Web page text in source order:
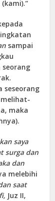
sampai
seseorang
maka
saya
surga dan
dan
melebihi
saat
Juz II,